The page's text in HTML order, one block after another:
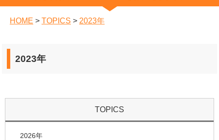
HOME > TOPICS > 2023年
2023年
TOPICS
2026年